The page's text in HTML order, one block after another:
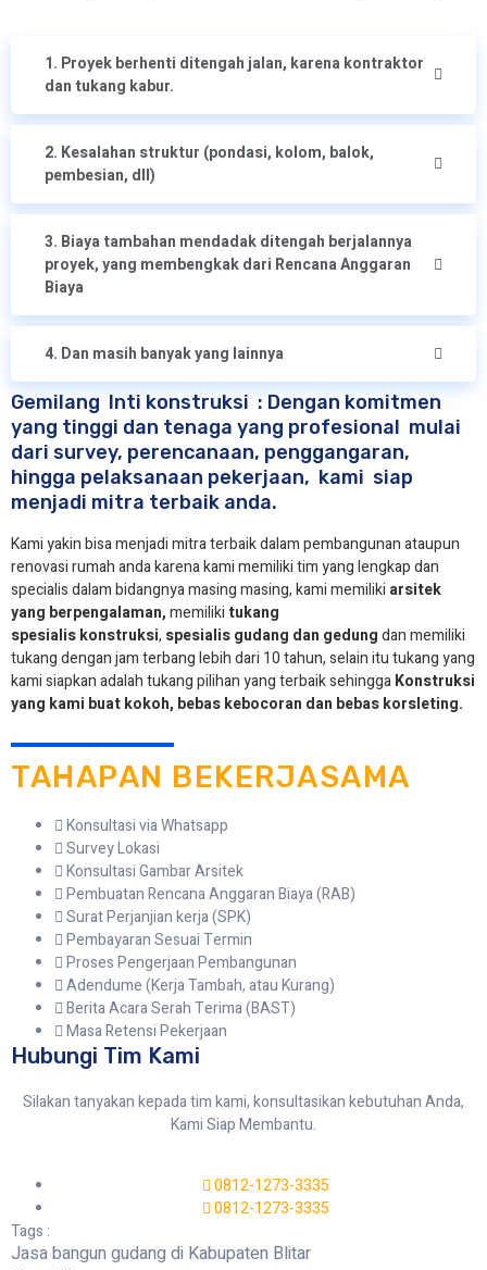
1. Proyek berhenti ditengah jalan, karena kontraktor
dan tukang kabur.
2. Kesalahan struktur (pondasi, kolom, balok,
pembesian, dll)
3. Biaya tambahan mendadak ditengah berjalannya
proyek, yang membengkak dari Rencana Anggaran
Biaya
4. Dan masih banyak yang lainnya
Gemilang Inti konstruksi : Dengan komitmen
yang tinggi dan tenaga yang profesional mulai
dari survey, perencanaan, penggangaran,
hingga pelaksanaan pekerjaan, kami siap
menjadi mitra terbaik anda.
Kami yakin bisa menjadi mitra terbaik dalam pembangunan ataupun
renovasi rumah anda karena kami memiliki tim yang lengkap dan
specialis dalam bidangnya masing masing, kami memiliki arsitek
yang berpengalaman,memiliki tukang
spesialiskonstruksi, spesialis gudang dan gedungdan memiliki
tukang dengan jam terbang lebih dari 10 tahun, selain itu tukang yang
kami siapkan adalah tukang pilihan yang terbaik sehinggaKonstruksi
yang kami buat kokoh, bebas kebocoran dan bebas korsleting.
TAHAPAN BEKERJASAMA
Konsultasi via Whatsapp
Survey Lokasi
Konsultasi Gambar Arsitek
Pembuatan Rencana Anggaran Biaya (RAB)
Surat Perjanjian kerja (SPK)
Pembayaran Sesuai Termin
Proses Pengerjaan Pembangunan
Adendume (Kerja Tambah, atau Kurang)
Berita Acara Serah Terima (BAST)
Masa Retensi Pekerjaan
Hubungi Tim Kami
Silakan tanyakan kepada tim kami, konsultasikan kebutuhan Anda,
Kami Siap Membantu.
0812-1273-3335
0812-1273-3335
Tags :
Jasa bangun gudang di Kabupaten Blitar